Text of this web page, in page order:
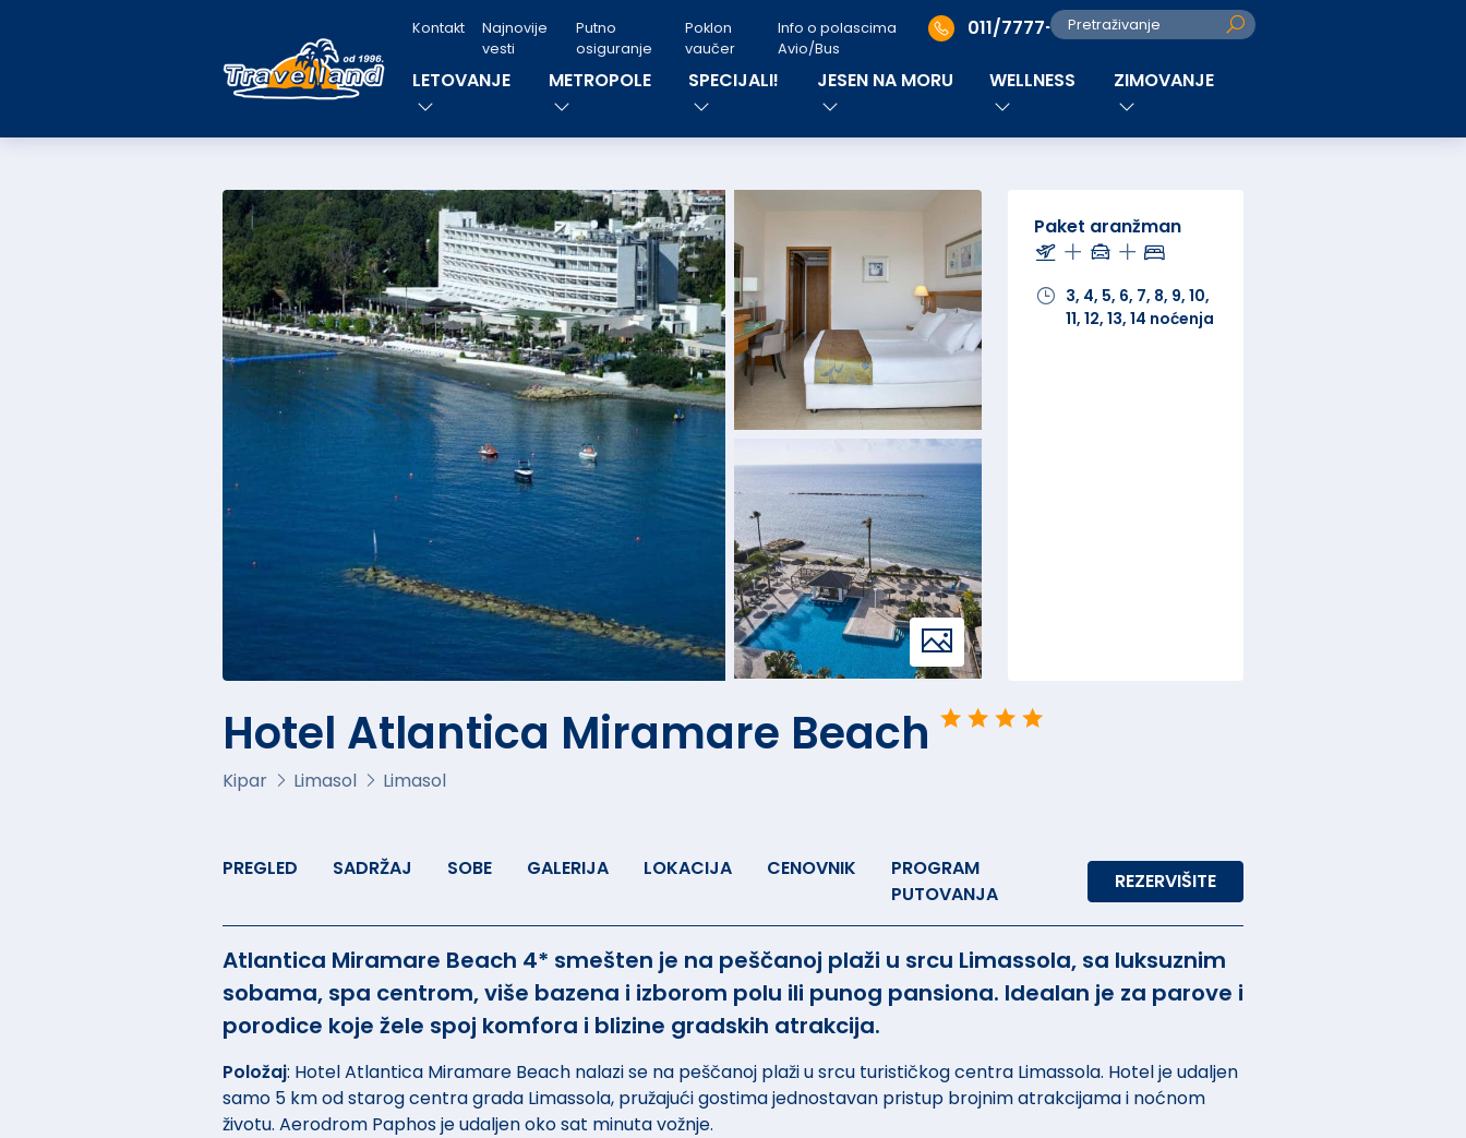
Pretraživanje
Kontakt
Najnovije
vesti
Putno
osiguranje
Poklon
vaučer
Info o polascima
Avio/Bus
011/7777-280
LETOVANJE METROPOLE SPECIJALI! JESEN NA MORU WELLNESS ZIMOVANJE
Paket aranžman
3, 4, 5, 6, 7, 8, 9, 10,
11, 12, 13, 14 noćenja
Hotel Atlantica Miramare Beach
Kipar Limasol Limasol
PREGLED SADRŽAJ SOBE GALERIJA LOKACIJA CENOVNIK
PROGRAM
PUTOVANJA
REZERVIŠITE
Atlantica Miramare Beach 4* smešten je na peščanoj plaži u srcu Limassola, sa luksuznim
sobama, spa centrom, više bazena i izborom polu ili punog pansiona. Idealan je za parove i
porodice koje žele spoj komfora i blizine gradskih atrakcija.
Položaj: Hotel Atlantica Miramare Beach nalazi se na peščanoj plaži u srcu turističkog centra Limassola. Hotel je udaljen
samo 5 km od starog centra grada Limassola, pružajući gostima jednostavan pristup brojnim atrakcijama i noćnom
životu. Aerodrom Paphos je udaljen oko sat minuta vožnje​.